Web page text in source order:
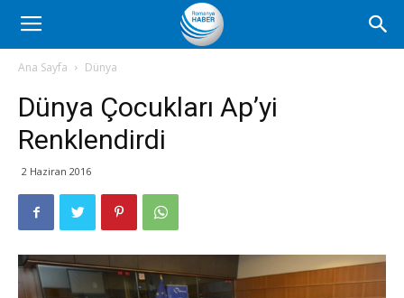
Romanya
Haber
Ana Sayfa Dünya
Dünya Çocukları Ap’yi
Renklendirdi
2 Haziran 2016